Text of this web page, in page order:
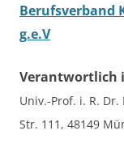
Berufsverband
g.e.V
Verantwortlich
Univ.-Prof. i. R.
Str. 111, 48149